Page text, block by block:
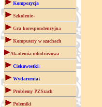
Kompozycja
Szkolenie↓
Gra korespondencyjna
Komputery w szachach
Akademia młodzieżowa
Ciekawostki↓
Wydarzenia↓
Problemy PZSzach
Polemiki